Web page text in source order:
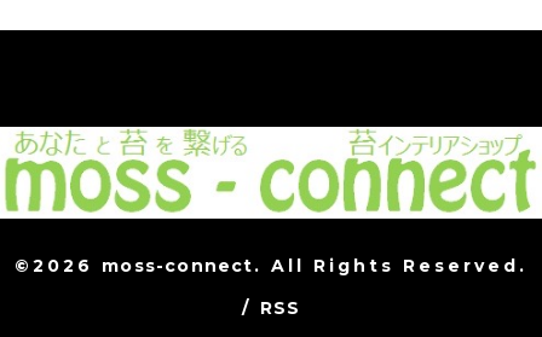
©2026 moss-connect. All Rights Reserved.
/ RSS